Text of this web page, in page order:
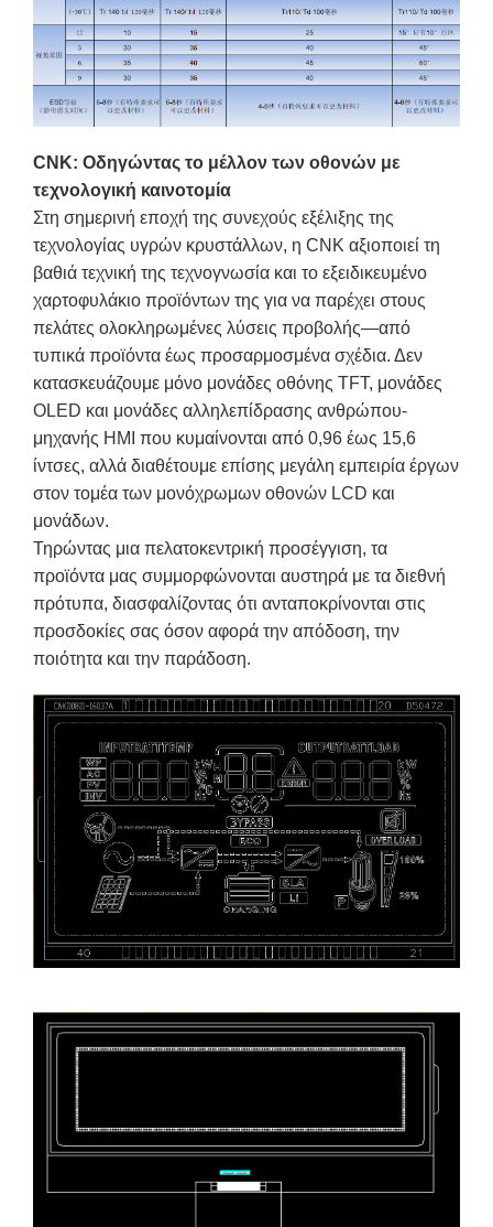
CNK: Οδηγώντας το μέλλον των οθονών με
τεχνολογική καινοτομία
Στη σημερινή εποχή της συνεχούς εξέλιξης της
τεχνολογίας υγρών κρυστάλλων, η CNK αξιοποιεί τη
βαθιά τεχνική της τεχνογνωσία και το εξειδικευμένο
χαρτοφυλάκιο προϊόντων της για να παρέχει στους
πελάτες ολοκληρωμένες λύσεις προβολής—από
τυπικά προϊόντα έως προσαρμοσμένα σχέδια. Δεν
κατασκευάζουμε μόνο μονάδες οθόνης TFT, μονάδες
OLED και μονάδες αλληλεπίδρασης ανθρώπου-
μηχανής HMI που κυμαίνονται από 0,96 έως 15,6
ίντσες, αλλά διαθέτουμε επίσης μεγάλη εμπειρία έργων
στον τομέα των μονόχρωμων οθονών LCD και
μονάδων.
Τηρώντας μια πελατοκεντρική προσέγγιση, τα
προϊόντα μας συμμορφώνονται αυστηρά με τα διεθνή
πρότυπα, διασφαλίζοντας ότι ανταποκρίνονται στις
προσδοκίες σας όσον αφορά την απόδοση, την
ποιότητα και την παράδοση.